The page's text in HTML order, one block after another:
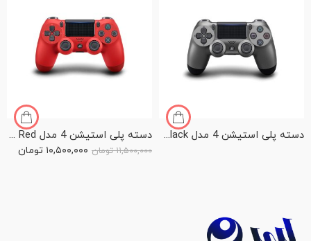
دسته پلی استیشن 4 مدل Dualshock 4 Controller – Steel Black دسته پلی استیشن 4 مدل Dualshock 4 Controller – Magma Red
۱۱,۵۰۰,۰۰۰ تومان ۱۰,۵۰۰,۰۰۰ تومان